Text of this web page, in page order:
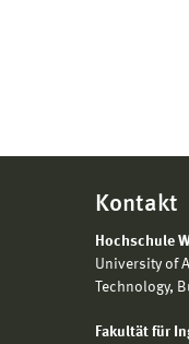
Kontakt
Hochschule
University of
Technology,
Fakultät für